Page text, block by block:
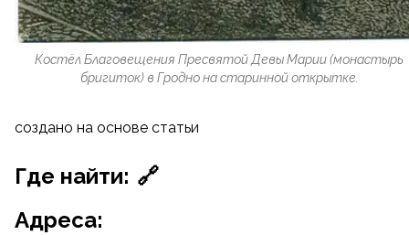
Костёл Благовещения Пресвятой Девы Марии (монастырь
бригиток) в Гродно на старинной открытке.
создано на основе статьи
Где найти: 🔗
Адреса: